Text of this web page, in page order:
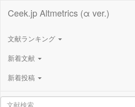
Ceek.jp Altmetrics (α ver.)
文献ランキング
新着文献
新着投稿